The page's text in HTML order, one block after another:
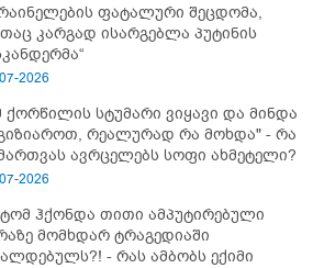
ფატალური შეცდომა,
კარგად ისარგებლა პუტინის
2026
ქორწილის სტუმარი ვიყავი და მინდა
რეალურად რა მოხდა" - რა
ავრცელებს სოფი ახმეტელი?
2026
ჰქონდა თითი ამპუტირებული
მომხდარ ტრაგედიაში
- რას ამბობს ექიმი